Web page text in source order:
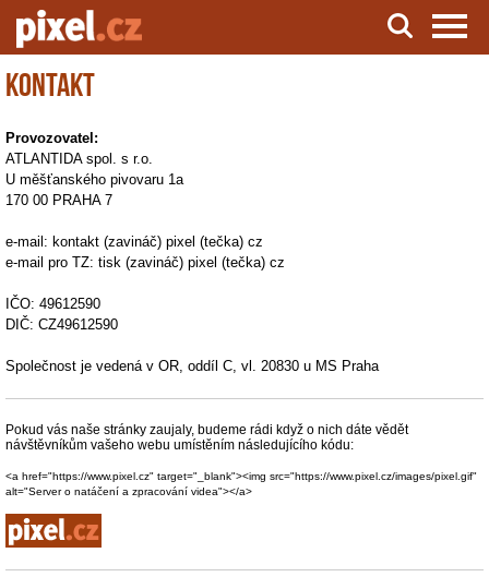
Server o natáčení a zpracování videa
Kontakt
Provozovatel:
ATLANTIDA spol. s r.o.
U měšťanského pivovaru 1a
170 00 PRAHA 7
e-mail: kontakt (zavináč) pixel (tečka) cz
e-mail pro TZ: tisk (zavináč) pixel (tečka) cz
IČO: 49612590
DIČ: CZ49612590
Společnost je vedená v OR, oddíl C, vl. 20830 u MS Praha
Pokud vás naše stránky zaujaly, budeme rádi když o nich dáte vědět
návštěvníkům vašeho webu umístěním následujícího kódu:
<a href="https://www.pixel.cz" target="_blank"><img src="https://www.pixel.cz/images/pixel.gif"
alt="Server o natáčení a zpracování videa"></a>